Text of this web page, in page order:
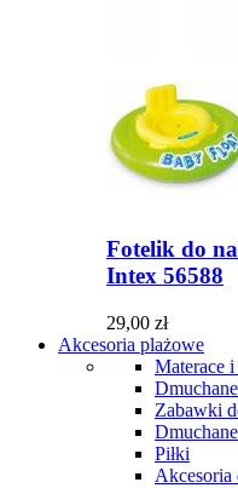
Fotelik do
Intex 56588
29,00 zł
Akcesoria plażowe
Materace
Dmuchane
Zabawki
Piłki
Akcesoria